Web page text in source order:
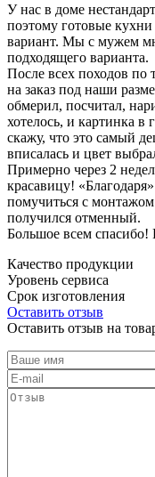
У нас в доме
поэтому готовые
вариант. Мы с мужем
подходящего варианта.
После всех походов
на заказ под наши
обмерил, посчитал,
хотелось, и картинка в
скажу, что это самый
вписалась и цвет
Примерно через 2
красавицу!
помучиться с
получился отменный.
Большое всем спасибо!
Качество продукции
Уровень сервиса
Срок изготовления
Оставить отзыв
Оставить отзыв на